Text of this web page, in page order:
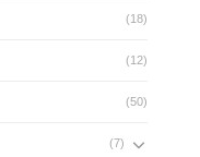
(18)
(12)
(50)
(7)